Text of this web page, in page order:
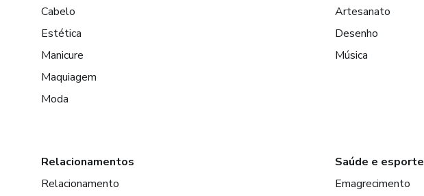
Cabelo
Estética
Manicure
Maquiagem
Moda
Artesanato
Desenho
Música
Relacionamentos
Relacionamento
Saúde e esporte
Emagrecimento